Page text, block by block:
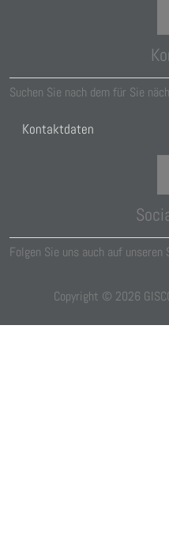
Suchen Sie nach dem für Sie
Kontaktdaten
Folgen Sie uns auch auf unseren
Copyright © 2026